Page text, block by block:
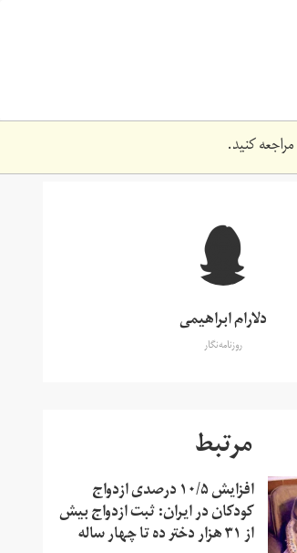
مراجعه کنید.
دلارام ابراهیمی
روزنامه‌نگار
مرتبط
افزایش ۱۰/۵ درصدی ازدواج
کودکان در ایران: ثبت ازدواج بیش
از ۳۱ هزار دختر ده تا چهار ساله